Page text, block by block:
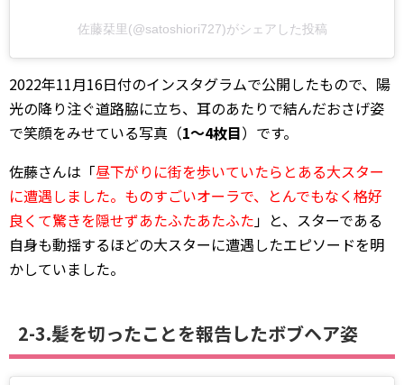
佐藤栞里(@satoshiori727)がシェアした投稿
2022年11月16日付のインスタグラムで公開したもので、陽
光の降り注ぐ道路脇に立ち、耳のあたりで結んだおさげ姿
で笑顔をみせている写真（1～4枚目）です。
佐藤さんは「昼下がりに街を歩いていたらとある大スター
に遭遇しました。ものすごいオーラで、とんでもなく格好
良くて驚きを隠せずあたふたあたふた」と、スターである
自身も動揺するほどの大スターに遭遇したエピソードを明
かしていました。
2-3.髪を切ったことを報告したボブヘア姿